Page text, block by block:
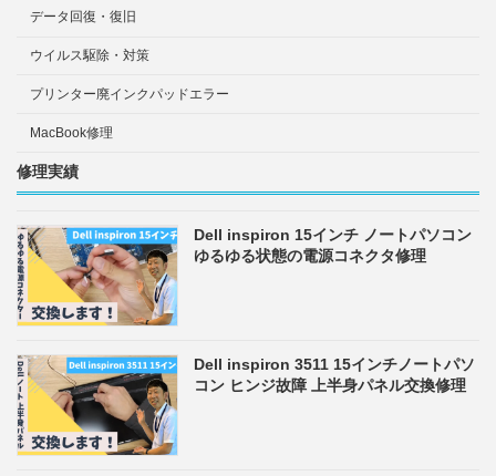
データ回復・復旧
ウイルス駆除・対策
プリンター廃インクパッドエラー
MacBook修理
修理実績
Dell inspiron 15インチ ノートパソコン
ゆるゆる状態の電源コネクタ修理
Dell inspiron 3511 15インチノートパソ
コン ヒンジ故障 上半身パネル交換修理